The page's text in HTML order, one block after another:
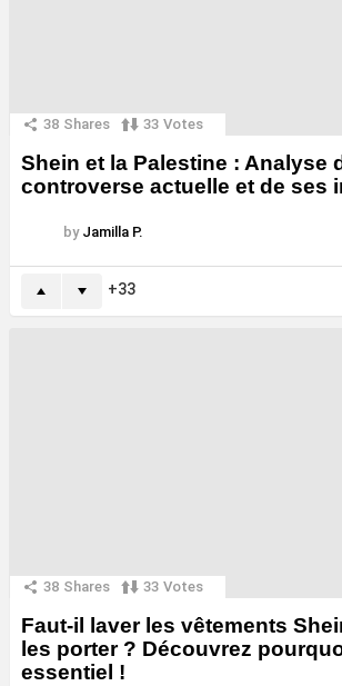
38 Shares 33 Votes
Shein et la Palestine : Analyse
controverse actuelle et de ses
by Jamilla P.
33
38 Shares 33 Votes
Faut-il laver les vêtements
les porter ? Découvrez
essentiel !